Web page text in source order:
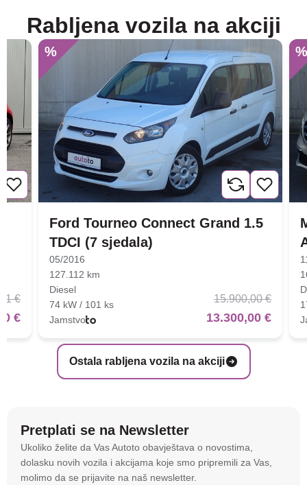
Rabljena vozila na akciji
Ostala rabljena vozila na akciji
€
€
%
Ford Tourneo Connect Grand 1.5
TDCI (7 sjedala)
05/2016
127.112 km
Diesel
74 kW / 101 ks
Jamstvo
15.900,00 €
13.300,00 €
Pretplati se na Newsletter
Ukoliko želite da Vas Autoto obavještava o novostima,
dolasku novih vozila i akcijama koje smo pripremili za Vas,
molimo da se prijavite na naš newsletter.
Na stranici
tehnologije kako bismo spremali i pristupali
informacijama na vašem uređaju. To nam omogućuje